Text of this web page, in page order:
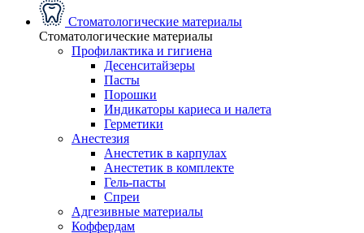
Стоматологические материалы
Стоматологические материалы
Профилактика и гигиена
Десенситайзеры
Пасты
Порошки
Индикаторы кариеса и налета
Герметики
Анестезия
Анестетик в карпулах
Анестетик в комплекте
Гель-пасты
Спреи
Адгезивные материалы
Коффердам